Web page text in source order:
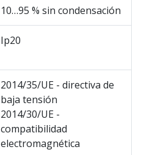
10…95 % sin condensación
Ip20
2014/35/UE - directiva de
baja tensión
2014/30/UE -
compatibilidad
electromagnética